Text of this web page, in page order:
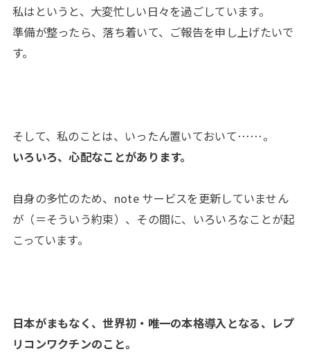
私はというと、大変忙しい日々を過ごしています。
準備が整ったら、落ち着いて、ご報告を申し上げたいで
す。
そして、私のことは、いったん置いておいて……。
いろいろ、心配なことがあります。
自身の多忙のため、note サービスを更新していません
が（＝そういう約束）、その間に、いろいろなことが起
こっています。
日本がまもなく、世界初・唯一の本格導入となる、レプ
リコンワクチンのこと。